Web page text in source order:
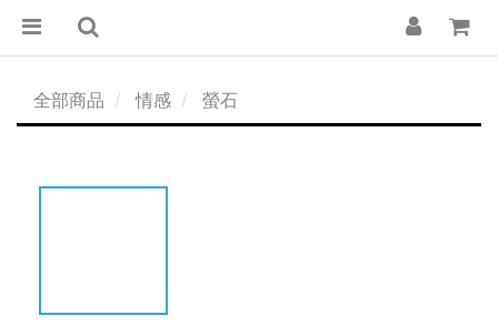
全部商品 情感 螢石